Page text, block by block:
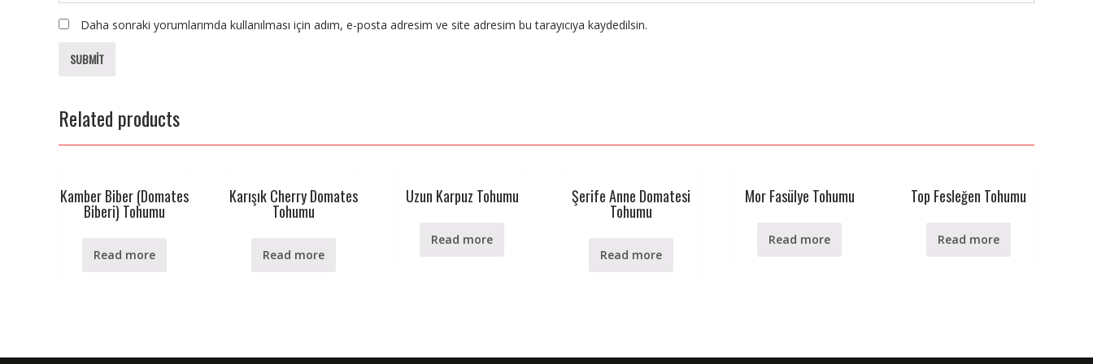
Daha sonraki yorumlarımda kullanılması için adım, e-posta adresim ve site adresim bu tarayıcıya kaydedilsin.
Related products
Kamber Biber (Domates
Biberi) Tohumu
Read more
Karışık Cherry Domates
Tohumu
Read more
Uzun Karpuz Tohumu
Read more
Şerife Anne Domatesi
Tohumu
Read more
Mor Fasülye Tohumu
Read more
Top Fesleğen Tohumu
Read more